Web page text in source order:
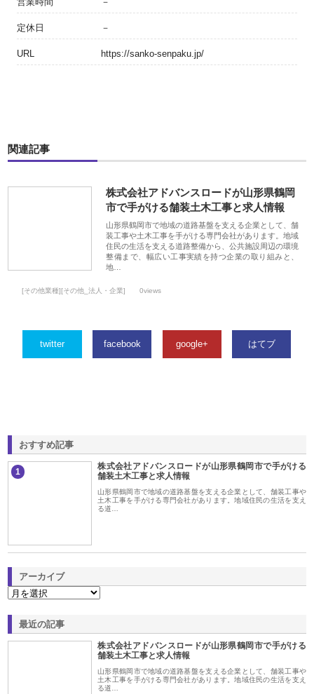
定休日 －
URL https://sanko-senpaku.jp/
関連記事
株式会社アドバンスロードが山形県鶴岡
市で手がける舗装土木工事と求人情報
山形県鶴岡市で地域の道路基盤を支える企業として、舗
装工事や土木工事を手がける専門会社があります。地域
住民の生活を支える道路整備から、公共施設周辺の環境
整備まで、幅広い工事実績を持つ企業の取り組みと、
地…
[その他業種][その他_法人・企業] 0views
twitter facebook google+ はてブ
おすすめ記事
1
株式会社アドバンスロードが山形県鶴岡市で手がける
舗装土木工事と求人情報
山形県鶴岡市で地域の道路基盤を支える企業として、舗装工事や
土木工事を手がける専門会社があります。地域住民の生活を支え
る道…
アーカイブ
最近の記事
株式会社アドバンスロードが山形県鶴岡市で手がける
舗装土木工事と求人情報
山形県鶴岡市で地域の道路基盤を支える企業として、舗装工事や
土木工事を手がける専門会社があります。地域住民の生活を支え
る道…